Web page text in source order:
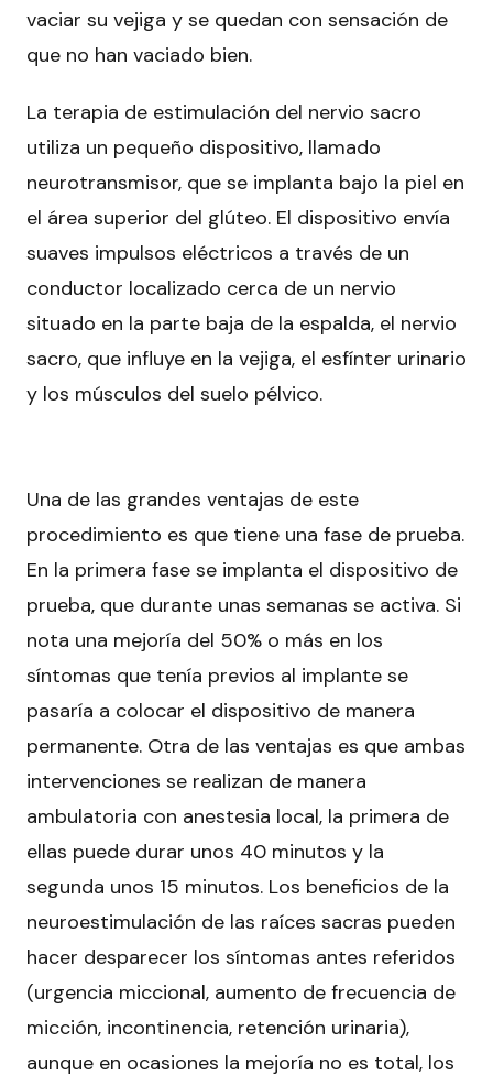
vaciar su vejiga y se quedan con sensación de
que no han vaciado bien.
La terapia de estimulación del nervio sacro
utiliza un pequeño dispositivo, llamado
neurotransmisor, que se implanta bajo la piel en
el área superior del glúteo. El dispositivo envía
suaves impulsos eléctricos a través de un
conductor localizado cerca de un nervio
situado en la parte baja de la espalda, el nervio
sacro, que influye en la vejiga, el esfínter urinario
y los músculos del suelo pélvico.
Una de las grandes ventajas de este
procedimiento es que tiene una fase de prueba.
En la primera fase se implanta el dispositivo de
prueba, que durante unas semanas se activa. Si
nota una mejoría del 50% o más en los
síntomas que tenía previos al implante se
pasaría a colocar el dispositivo de manera
permanente. Otra de las ventajas es que ambas
intervenciones se realizan de manera
ambulatoria con anestesia local, la primera de
ellas puede durar unos 40 minutos y la
segunda unos 15 minutos. Los beneficios de la
neuroestimulación de las raíces sacras pueden
hacer desparecer los síntomas antes referidos
(urgencia miccional, aumento de frecuencia de
micción, incontinencia, retención urinaria),
aunque en ocasiones la mejoría no es total, los